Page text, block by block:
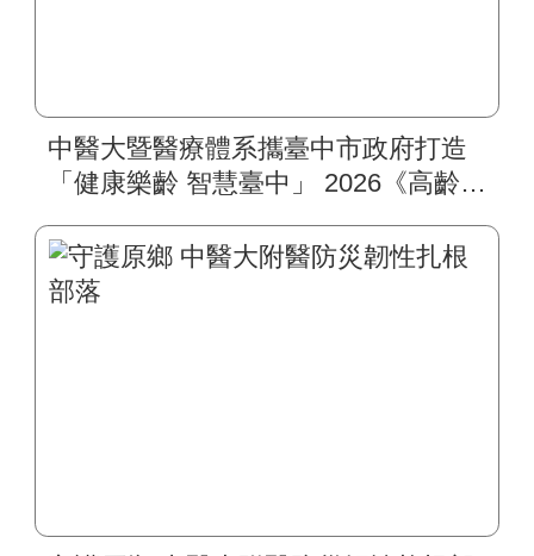
中醫大暨醫療體系攜臺中市政府打造
「健康樂齡 智慧臺中」 2026《高齡健
一站式疾病全人照護